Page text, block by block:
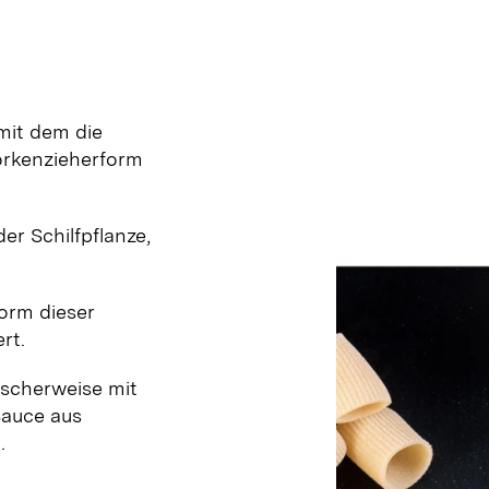
dem die
Schilfpflanze,
dieser
mit
aus